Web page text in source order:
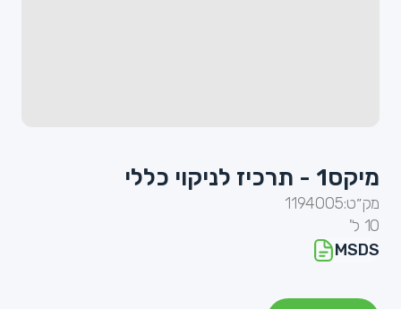
מיקס1 - תרכיז לניקוי כללי
מק״ט:1194005
10 ל'
MSDS